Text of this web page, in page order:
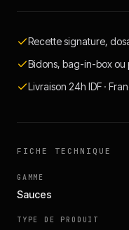
Recette signature,
Bidons, bag-in-box ou
Livraison 24h IDF ·
FICHE TECHNIQUE
GAMME
Sauces
TYPE DE PRODUIT